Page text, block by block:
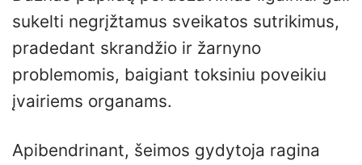
sukelti negrįžtamus sveikatos sutrikimus,
pradedant skrandžio ir žarnyno
problemomis, baigiant toksiniu poveikiu
įvairiems organams.
Apibendrinant, šeimos gydytoja ragina